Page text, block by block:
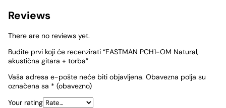
Reviews
There are no reviews yet.
Budite prvi koji će recenzirati “EASTMAN PCH1-OM Natural,
akustična gitara + torba”
Vaša adresa e-pošte neće biti objavljena. Obavezna polja su
označena sa * (obavezno)
Your rating